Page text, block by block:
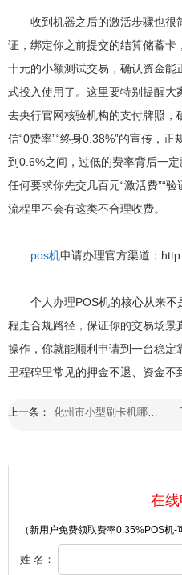
收到机器之后的激活步骤也很
证，绑定你之前提交的结算储蓄
十元的小额测试交易，确认资金能
式投入使用了。这里要特别提醒
去央行官网核验机构的支付牌照，
信“0费率”“终身0.38%”的宣传，
到0.6%之间，过低的费率背后一
任何要求你先交几百元“激活费”“
流程里不会有这类不合理收费。
pos机申请办理官方渠道：
个人办理POS机的核心从来不
程走合规路径，保证你的交易场景
操作，你就能顺利申请到一台稳
里程碑里常见的押金不退、资金不
上一条：
在
（新用户免费领取费率0.35%POS机-
姓 名：